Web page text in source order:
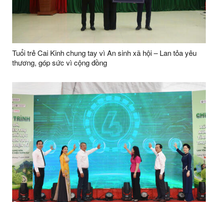
Tuổi trẻ Cai Kinh chung tay vì An sinh xã hội – Lan tỏa yêu
thương, góp sức vì cộng đồng